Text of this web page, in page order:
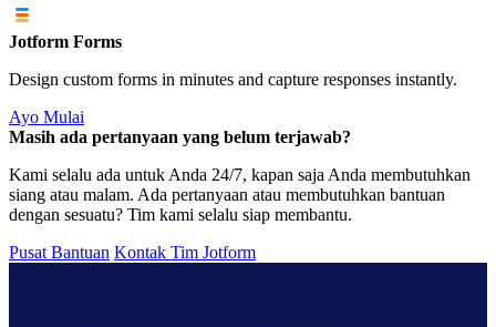
Jotform Forms
Design custom forms in minutes and capture responses instantly.
Ayo Mulai
Masih ada pertanyaan yang belum terjawab?
Kami selalu ada untuk Anda 24/7, kapan saja Anda membutuhkan
siang atau malam. Ada pertanyaan atau membutuhkan bantuan
dengan sesuatu? Tim kami selalu siap membantu.
Pusat Bantuan Kontak Tim Jotform